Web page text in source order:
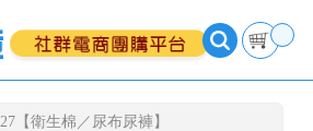
27【衛生棉／尿布尿褲】